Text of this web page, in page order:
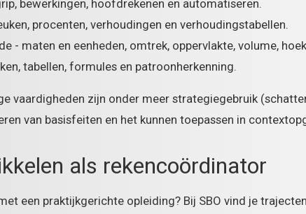
bewerkingen, hoofdrekenen en automatiseren.
procenten, verhoudingen en verhoudingstabellen.
- maten en eenheden, omtrek, oppervlakte, volume,
tabellen, formules en patroonherkenning.
vaardigheden zijn onder meer strategiegebruik
van basisfeiten en het kunnen toepassen in
als rekencoördinator
een praktijkgerichte opleiding? Bij SBO vind je